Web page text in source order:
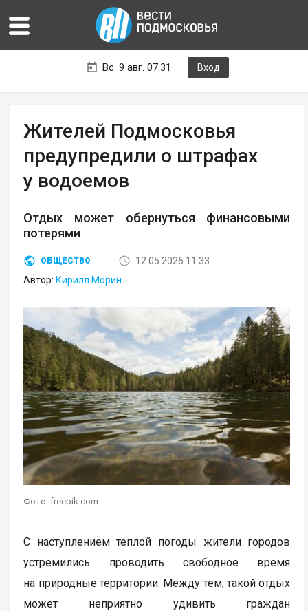
Вс. 9 авг. 07:31 Вход
Жителей Подмосковья
предупредили о штрафах
у водоемов
Отдых может обернуться финансовыми
потерями
ОБЩЕСТВО
12.05.2026 11:33
Автор: Кирилл Морин
Фото: freepik.com
С наступлением теплой погоды жители городов
устремились проводить свободное время
на природные территории. Между тем, такой отдых
может неприятно удивить граждан